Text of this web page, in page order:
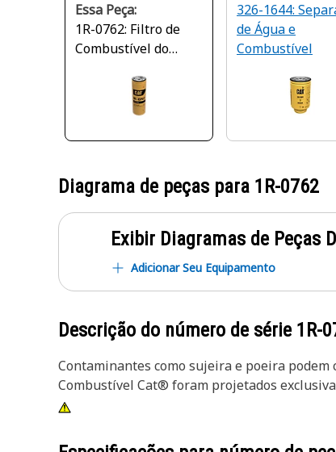
Essa Peça:
1R-0762: Filtro de
Combustível do
326-1644:
de Água e
Combustível
Diagrama de peças para 1R-0762
Exibir Diagramas de Peças
Adicionar Seu Equipamento
Descrição do número de série 1R-
Contaminantes como sujeira e poeira
Combustível Cat® foram projetados